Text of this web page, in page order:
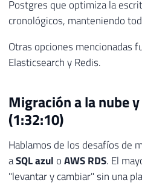
Postgres que optimiza la
cronológicos, manteniendo
Otras opciones mencionadas
Elasticsearch y Redis.
Migración a la nube
(1:32:10)
Hablamos de los desafíos de
aSQL azul oAWS RDS. El
"levantar y cambiar" sin una